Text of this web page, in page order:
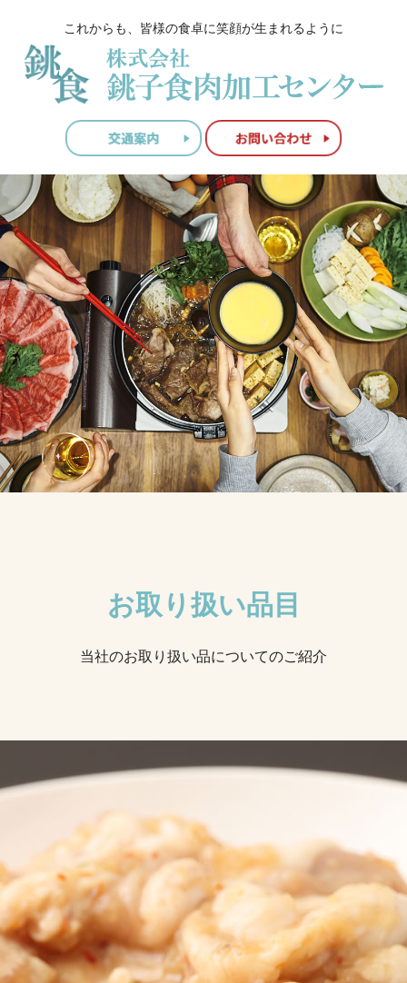
これからも、皆様の食卓に笑顔が生まれるように
お取り扱い品目
当社のお取り扱い品についてのご紹介